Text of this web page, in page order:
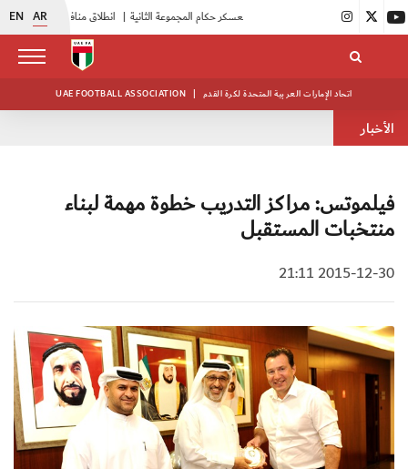
EN AR انطلاق منافسات بطولة النخبة لحرس الرئاسة |
UAE FOOTBALL ASSOCIATION | اتحاد الإمارات العربية المتحدة لكرة القدم
الأخبار
فيلموتس: مراكز التدريب خطوة مهمة لبناء
منتخبات المستقبل
2015-12-30 21:11